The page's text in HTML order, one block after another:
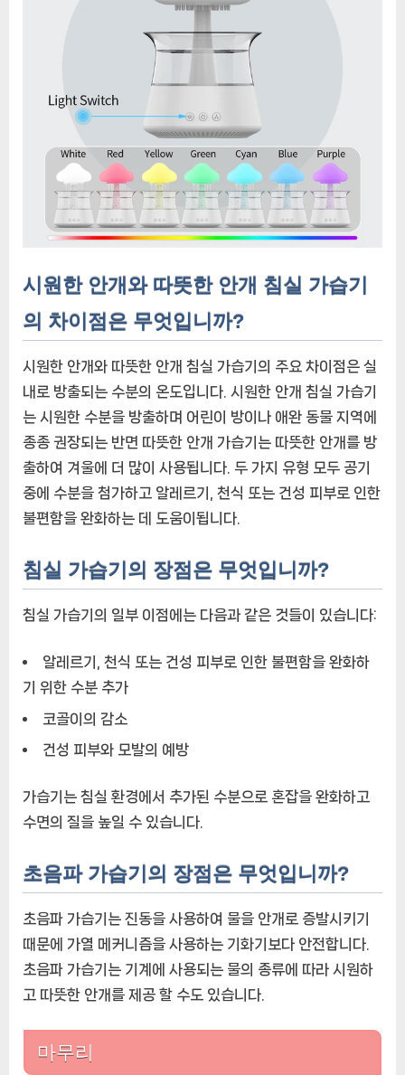
시원한 안개와 따뜻한 안개 침실 가습기
의 차이점은 무엇입니까?
시원한 안개와 따뜻한 안개 침실 가습기의 주요 차이점은 실
내로 방출되는 수분의 온도입니다. 시원한 안개 침실 가습기
는 시원한 수분을 방출하며 어린이 방이나 애완 동물 지역에
종종 권장되는 반면 따뜻한 안개 가습기는 따뜻한 안개를 방
출하여 겨울에 더 많이 사용됩니다. 두 가지 유형 모두 공기
중에 수분을 첨가하고 알레르기, 천식 또는 건성 피부로 인한
불편함을 완화하는 데 도움이됩니다.
침실 가습기의 장점은 무엇입니까?
침실 가습기의 일부 이점에는 다음과 같은 것들이 있습니다:
알레르기, 천식 또는 건성 피부로 인한 불편함을 완화하
기 위한 수분 추가
코골이의 감소
건성 피부와 모발의 예방
가습기는 침실 환경에서 추가된 수분으로 혼잡을 완화하고
수면의 질을 높일 수 있습니다.
초음파 가습기의 장점은 무엇입니까?
초음파 가습기는 진동을 사용하여 물을 안개로 증발시키기
때문에 가열 메커니즘을 사용하는 기화기보다 안전합니다.
초음파 가습기는 기계에 사용되는 물의 종류에 따라 시원하
고 따뜻한 안개를 제공 할 수도 있습니다.
마무리